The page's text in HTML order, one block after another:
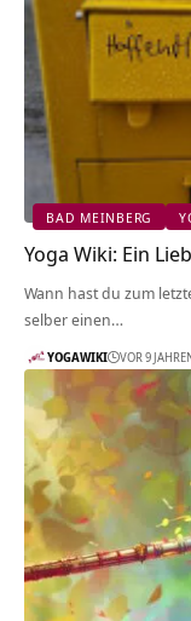
BAD MEINBERG
Yoga Wiki: Ein
Wann hast du zum
selber einen…
YOGAWIKI VOR 9